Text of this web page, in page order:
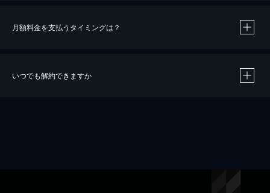
※40％ポイント還元の対象は、クレジットカード決済による作品の購入 / レンタルです。
iOSアプリのUコイン決済による作品の購入 / レンタルは、20％のポイント還元です。
月額料金を支払うタイミングは？
いつでも解約できますか